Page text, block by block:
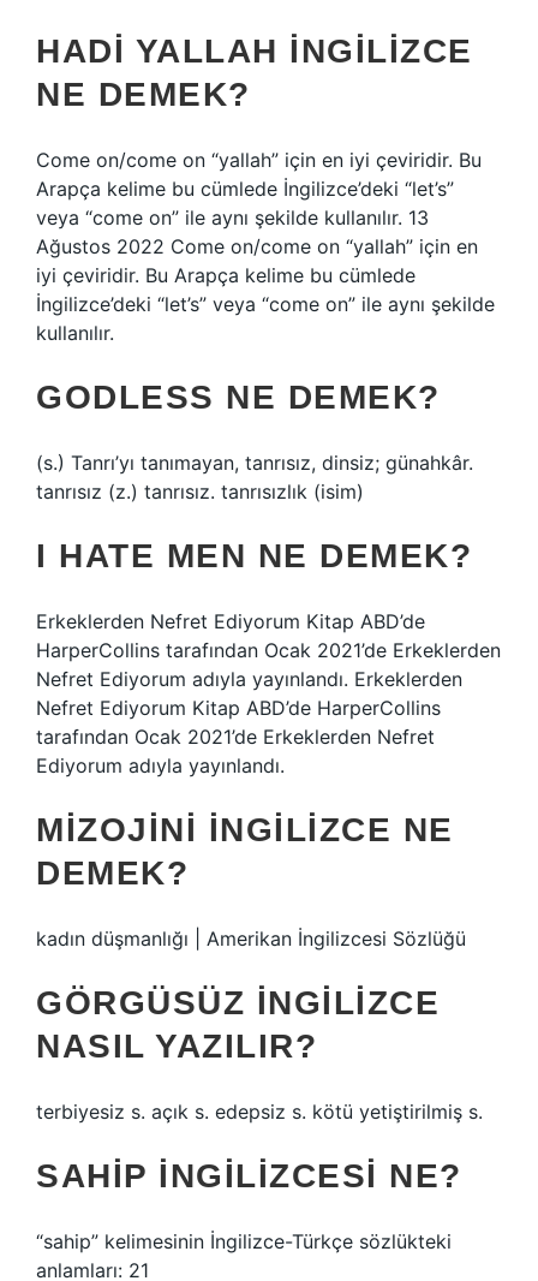
HADI YALLAH INGILIZCE
NE DEMEK?
Come on/come on “yallah” için en iyi çeviridir. Bu
Arapça kelime bu cümlede İngilizce’deki “let’s”
veya “come on” ile aynı şekilde kullanılır. 13
Ağustos 2022 Come on/come on “yallah” için en
iyi çeviridir. Bu Arapça kelime bu cümlede
İngilizce’deki “let’s” veya “come on” ile aynı şekilde
kullanılır.
GODLESS NE DEMEK?
(s.) Tanrı’yı ​​tanımayan, tanrısız, dinsiz; günahkâr.
tanrısız (z.) tanrısız. tanrısızlık (isim)
I HATE MEN NE DEMEK?
Erkeklerden Nefret Ediyorum Kitap ABD’de
HarperCollins tarafından Ocak 2021’de Erkeklerden
Nefret Ediyorum adıyla yayınlandı. Erkeklerden
Nefret Ediyorum Kitap ABD’de HarperCollins
tarafından Ocak 2021’de Erkeklerden Nefret
Ediyorum adıyla yayınlandı.
MIZOJINI INGILIZCE NE
DEMEK?
kadın düşmanlığı | Amerikan İngilizcesi Sözlüğü
GÖRGÜSÜZ INGILIZCE
NASIL YAZILIR?
terbiyesiz s. açık s. edepsiz s. kötü yetiştirilmiş s.
SAHIP INGILIZCESI NE?
“sahip” kelimesinin İngilizce-Türkçe sözlükteki
anlamları: 21